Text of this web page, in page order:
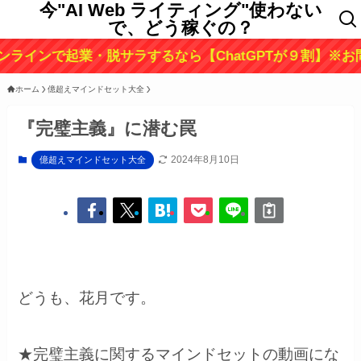
今"AI Web ライティング"使わない
で、どう稼ぐの？
業・脱サラするなら【ChatGPTが９割】※お問い合わ
ホーム 億超えマインドセット大全
『完璧主義』に潜む罠
億超えマインドセット大全 2024年8月10日
どうも、花月です。
★完璧主義に関するマインドセットの動画にな